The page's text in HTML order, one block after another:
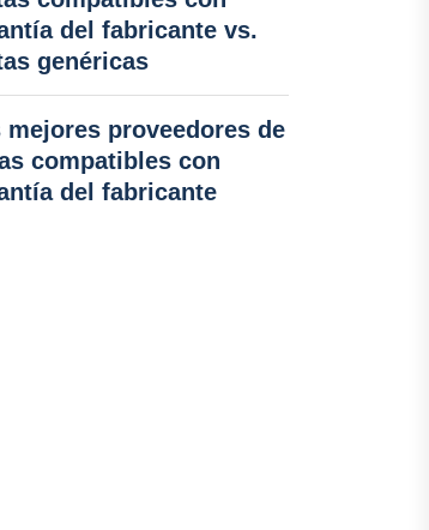
del fabricante vs.
genéricas
mejores proveedores de
compatibles con
del fabricante